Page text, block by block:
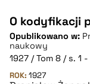
O kodyfikacji
Opublikowano w:
naukowy
1927 / Tom 8 / s. 1
ROK: 1927